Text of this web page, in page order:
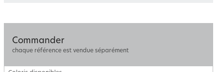
Commander
chaque référence est vendue séparément